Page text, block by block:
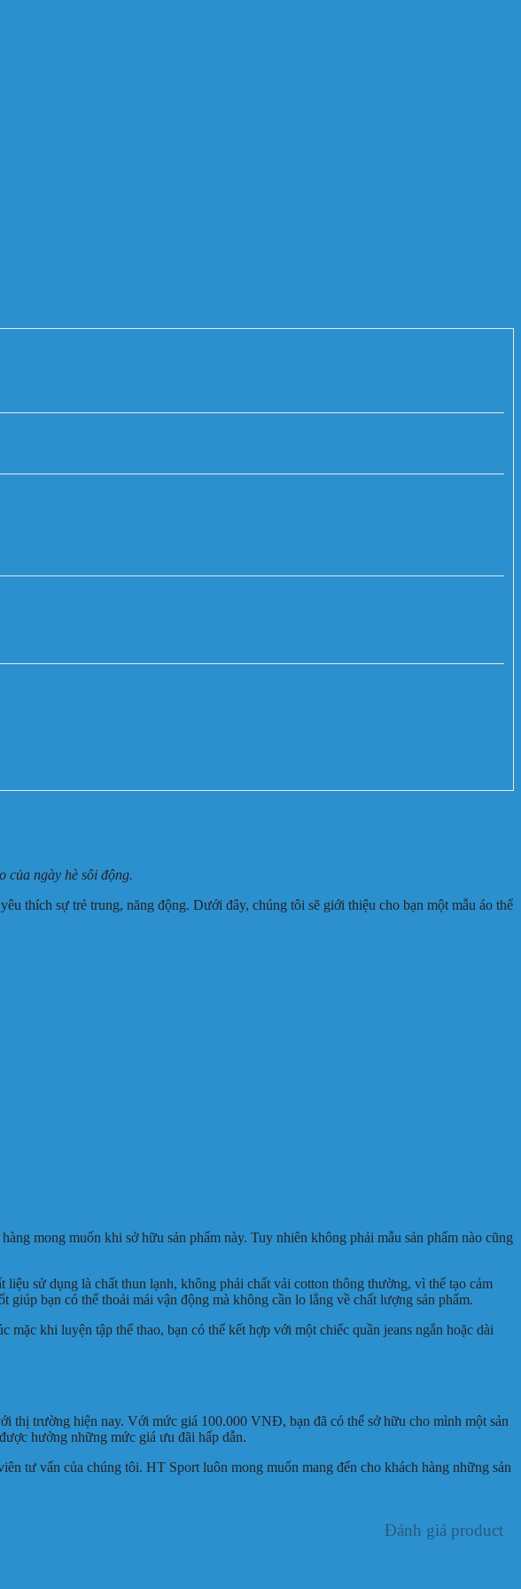
của ngày hè sôi động.
thích sự trẻ trung, năng động. Dưới đây, chúng tôi sẽ giới thiệu cho bạn một mẫu áo thể
mong muốn khi sở hữu sản phẩm này. Tuy nhiên không phải mẫu sản phẩm nào cũng
liệu sử dụng là chất thun lạnh, không phải chất vải cotton thông thường, vì thế tạo cảm
bạn có thể thoải mái vận động mà không cần lo lắng về chất lượng sản phẩm.
khi luyện tập thể thao, bạn có thể kết hợp với một chiếc quần jeans ngắn hoặc dài
thị trường hiện nay. Với mức giá 100.000 VNĐ, bạn đã có thể sở hữu cho mình một sản
hưởng những mức giá ưu đãi hấp dẫn.
tư vấn của chúng tôi. HT Sport luôn mong muốn mang đến cho khách hàng những sản
Đánh giá product